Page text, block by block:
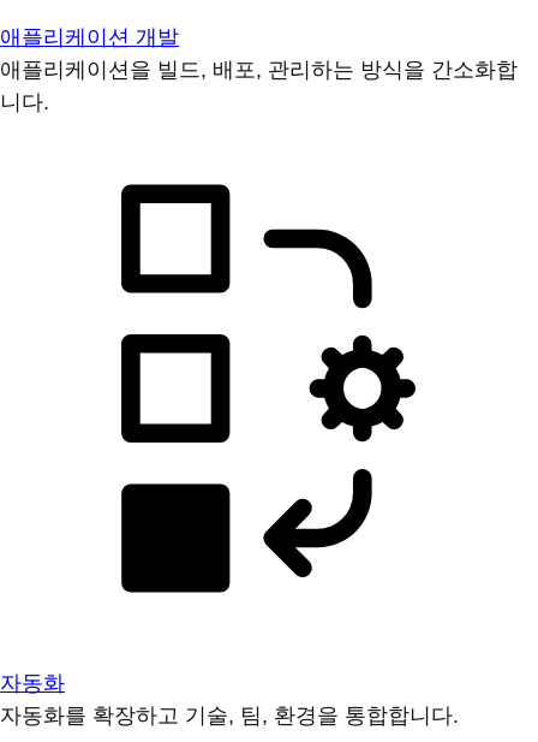
애플리케이션 개발
애플리케이션을 빌드, 배포, 관리하는 방식을 간소화합
니다.
자동화
자동화를 확장하고 기술, 팀, 환경을 통합합니다.